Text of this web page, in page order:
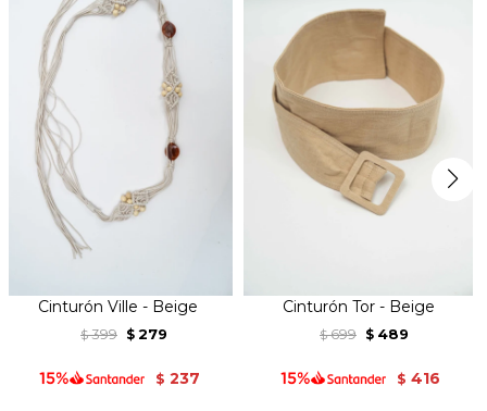
Cinturón Ville - Beige
$ 399 $ 279
$ 237
Cinturón Tor - Beige
$ 699 $ 489
$ 416